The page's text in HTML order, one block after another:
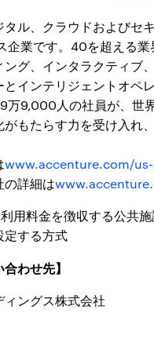
ル、クラウドおよびセ
企業です。40を超える
グ、インタラクティブ
インテリジェントオペ
9,000人の社員が、世
もたらす力を受け入れ
www.accenture.com/
の詳細は
用料金を徴収する公共
定する方式
わせ先】
ングス株式会社